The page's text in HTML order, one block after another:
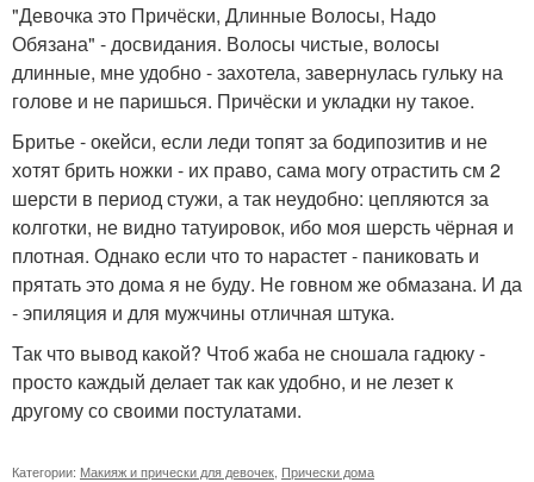
"Девочка это Причёски, Длинные Волосы, Надо
Обязана" - досвидания. Волосы чистые, волосы
длинные, мне удобно - захотела, завернулась гульку на
голове и не паришься. Причёски и укладки ну такое.
Бритье - окейси, если леди топят за бодипозитив и не
хотят брить ножки - их право, сама могу отрастить см 2
шерсти в период стужи, а так неудобно: цепляются за
колготки, не видно татуировок, ибо моя шерсть чёрная и
плотная. Однако если что то нарастет - паниковать и
прятать это дома я не буду. Не говном же обмазана. И да
- эпиляция и для мужчины отличная штука.
Так что вывод какой? Чтоб жаба не сношала гадюку -
просто каждый делает так как удобно, и не лезет к
другому со своими постулатами.
Категории: Макияж и прически для девочек Прически дома